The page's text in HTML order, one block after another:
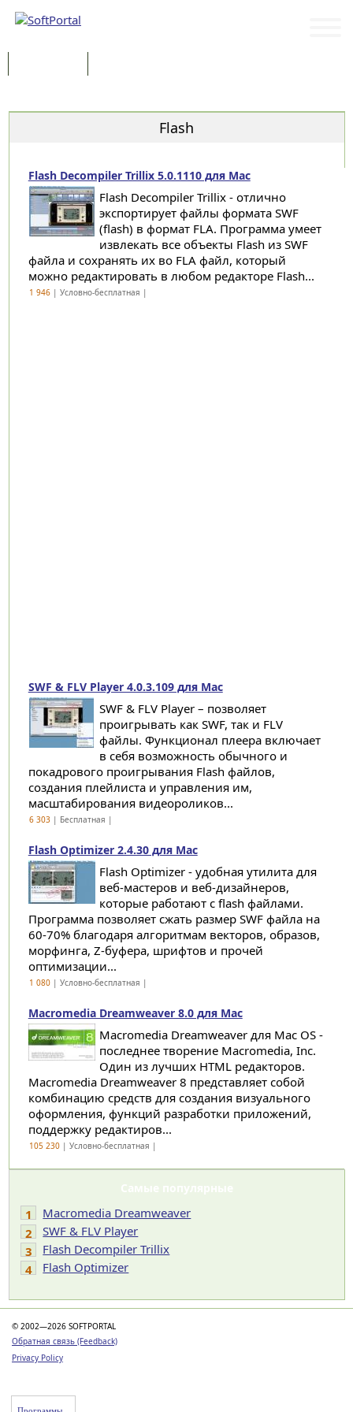
Flash
Flash Decompiler Trillix 5.0.1110 для Mac
Flash Decompiler Trillix - отлично
экспортирует файлы формата SWF
(flash) в формат FLA. Программа умеет
извлекать все объекты Flash из SWF
файла и сохранять их во FLA файл, который
можно редактировать в любом редакторе Flash...
1 946| Условно-бесплатная |
SWF & FLV Player 4.0.3.109 для Mac
SWF & FLV Player – позволяет
проигрывать как SWF, так и FLV
файлы. Функционал плеера включает
в себя возможность обычного и
покадрового проигрывания Flash файлов,
создания плейлиста и управления им,
масштабирования видеороликов...
6 303| Бесплатная |
Flash Optimizer 2.4.30 для Mac
Flash Optimizer - удобная утилита для
веб-мастеров и веб-дизайнеров,
которые работают с flash файлами.
Программа позволяет сжать размер SWF файла на
60-70% благодаря алгоритмам векторов, образов,
морфинга, Z-буфера, шрифтов и прочей
оптимизации...
1 080| Условно-бесплатная |
Macromedia Dreamweaver 8.0 для Mac
Macromedia Dreamweaver для Mac OS -
последнее творение Macromedia, Inc.
Один из лучших HTML редакторов.
Macromedia Dreamweaver 8 представляет собой
комбинацию средств для создания визуального
оформления, функций разработки приложений,
поддержку редактиров...
105 230| Условно-бесплатная |
Самые популярные
1
Macromedia Dreamweaver
2
SWF & FLV Player
3
Flash Decompiler Trillix
4
Flash Optimizer
© 2002—2026 SOFTPORTAL
Обратная связь (Feedback)
Privacy Policy